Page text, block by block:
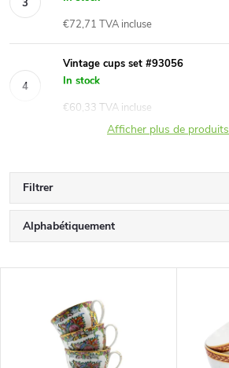
€72,71 TVA incluse
Vintage cups set #93056
In stock
€60,33 TVA incluse
Afficher plus de produits
Filtrer
T
r
Alphabétiquement
Bestsellers